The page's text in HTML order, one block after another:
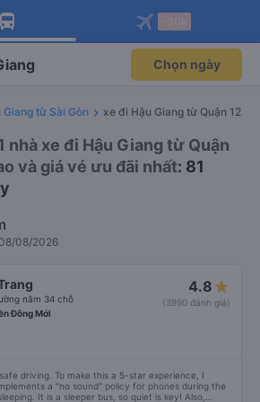
app Vexere ngay!
ưu đãi thành viên độc
Mở app
app Vexere
ghế khi đặt vé máy bay qua
Mở app
Chọn ngày
Giang từ Sài Gòn xe đi Hậu Giang từ Quận 12
nhà xe đi Hậu Giang từ Quận
và giá vé ưu đãi nhất: 81
08/2026
nằm 34 chỗ
4.8
(3990 đánh giá)
Đông Mới
driving. To make this a 5-star experience, I
a "no sound" policy for phones during the
It is a sleeper bus, so quiet is key! Also,